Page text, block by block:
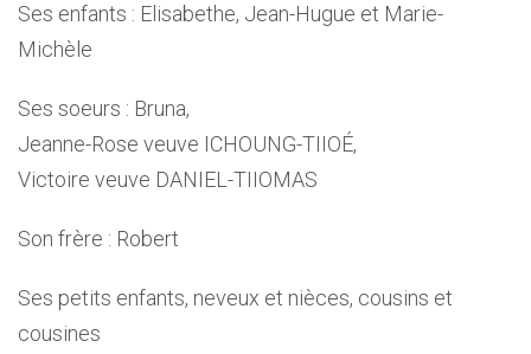
Ses enfants : Elisabethe, Jean-Hugue et Marie-
Michèle
Ses soeurs : Bruna,
Jeanne-Rose veuve ICHOUNG-TIIOÉ,
Victoire veuve DANIEL-TIIOMAS
Son frère : Robert
Ses petits enfants, neveux et nièces, cousins et
cousines